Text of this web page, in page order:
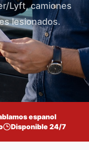
Lyft, camiones
lesionados.
espanol
Disponible 24/7